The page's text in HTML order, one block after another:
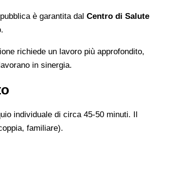
è garantita dal Centro di Salute
richiede un lavoro più approfondito,
in sinergia.
individuale di circa 45-50 minuti. Il
familiare).